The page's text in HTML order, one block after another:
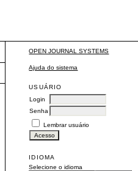
OPEN JOURNAL SYSTEMS
Ajuda do sistema
USUÁRIO
Login
Senha
Lembrar usuário
IDIOMA
Selecione o idioma